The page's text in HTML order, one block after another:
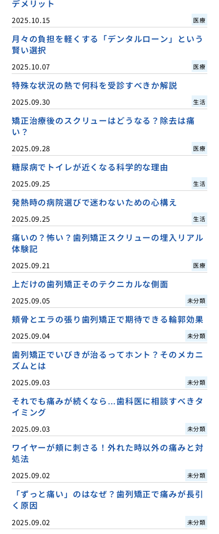
デメリット
2025.10.15 医療
月々の負担を軽くする「デンタルローン」という
賢い選択
2025.10.07 医療
特殊な状況の熱で何科を受診すべきか解説
2025.09.30 生活
矯正治療後のスクリューはどうなる？除去は痛
い？
2025.09.28 医療
糖尿病でトイレが近くなる科学的な理由
2025.09.25 生活
発熱時の病院選びで迷わないための心構え
2025.09.25 生活
痛いの？怖い？歯列矯正スクリューの埋入リアル
体験記
2025.09.21 医療
上だけの歯列矯正そのテクニカルな側面
2025.09.05 未分類
頬骨とエラの張り歯列矯正で期待できる輪郭効果
2025.09.04 未分類
歯列矯正でいびきが治るってホント？そのメカニ
ズムとは
2025.09.03 未分類
それでも痛みが続くなら…歯科医に相談すべきタ
イミング
2025.09.03 未分類
ワイヤーが頬に刺さる！外れた時以外の痛みと対
処法
2025.09.02 未分類
「ずっと痛い」のはなぜ？歯列矯正で痛みが長引
く原因
2025.09.02 未分類